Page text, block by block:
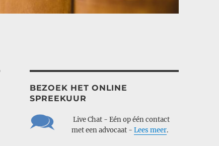
BEZOEK HET ONLINE
SPREEKUUR
Live Chat - Eén op één contact
met een advocaat - Lees meer.